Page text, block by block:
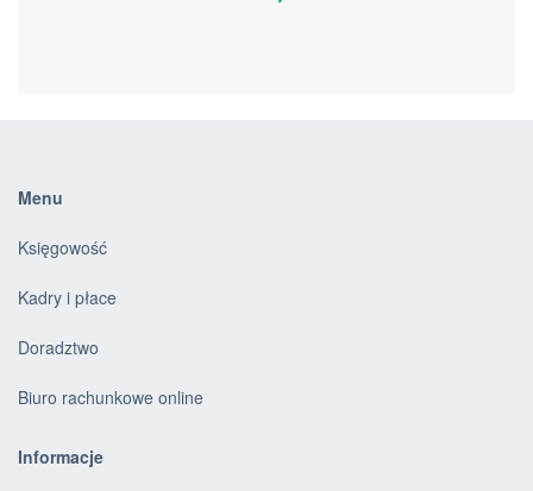
Menu
Księgowość
Kadry i płace
Doradztwo
Biuro rachunkowe online
Informacje